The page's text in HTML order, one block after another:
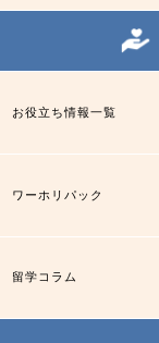
お役立ち情報一覧
ワーホリパック
留学コラム